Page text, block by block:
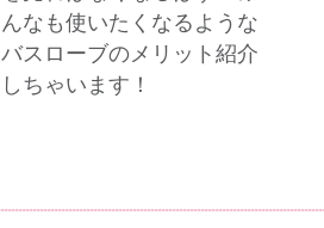
んなも使いたくなるような
バスローブのメリット紹介
しちゃいます！